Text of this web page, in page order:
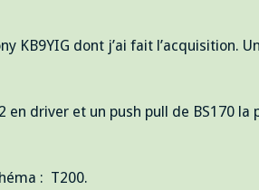
KB9YIG dont j’ai fait l’acquisition.
en driver et un push pull de BS170 la
: T200.